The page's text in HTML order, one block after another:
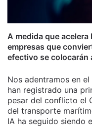
A medida que acelera
empresas que
efectivo se colocarán
Nos adentramos en
han registrado una
pesar del conflicto el
del transporte
IA ha seguido siendo